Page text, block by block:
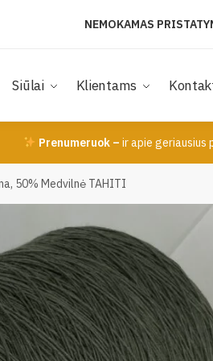
NEMOKAMAS
Siūlai Klientams
Prenumeruok – ir apie geriausius
50% Medvilnė TAHITI